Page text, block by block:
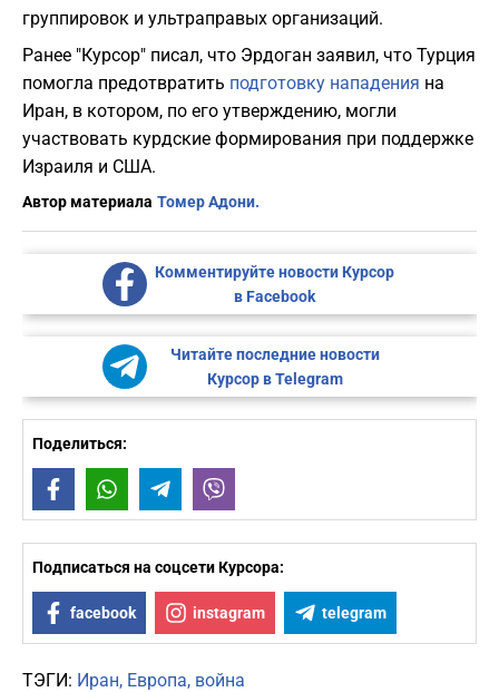
группировок и ультраправых организаций.
Ранее "Курсор" писал, что Эрдоган заявил, что Турция
помогла предотвратить подготовку нападения на
Иран, в котором, по его утверждению, могли
участвовать курдские формирования при поддержке
Израиля и США.
Автор материала Томер Адони.
Комментируйте новости Курсор
в Facebook
Читайте последние новости
Курсор в Telegram
Поделиться:
FacebookWhatsAppTelegram
Подписаться на соцсети Курсора:
facebook instagram telegram
ТЭГИ: Иран Европа война